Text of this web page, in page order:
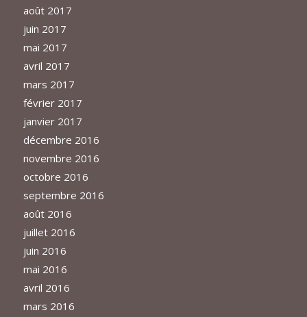
août 2017
juin 2017
mai 2017
avril 2017
mars 2017
février 2017
janvier 2017
décembre 2016
novembre 2016
octobre 2016
septembre 2016
août 2016
juillet 2016
juin 2016
mai 2016
avril 2016
mars 2016